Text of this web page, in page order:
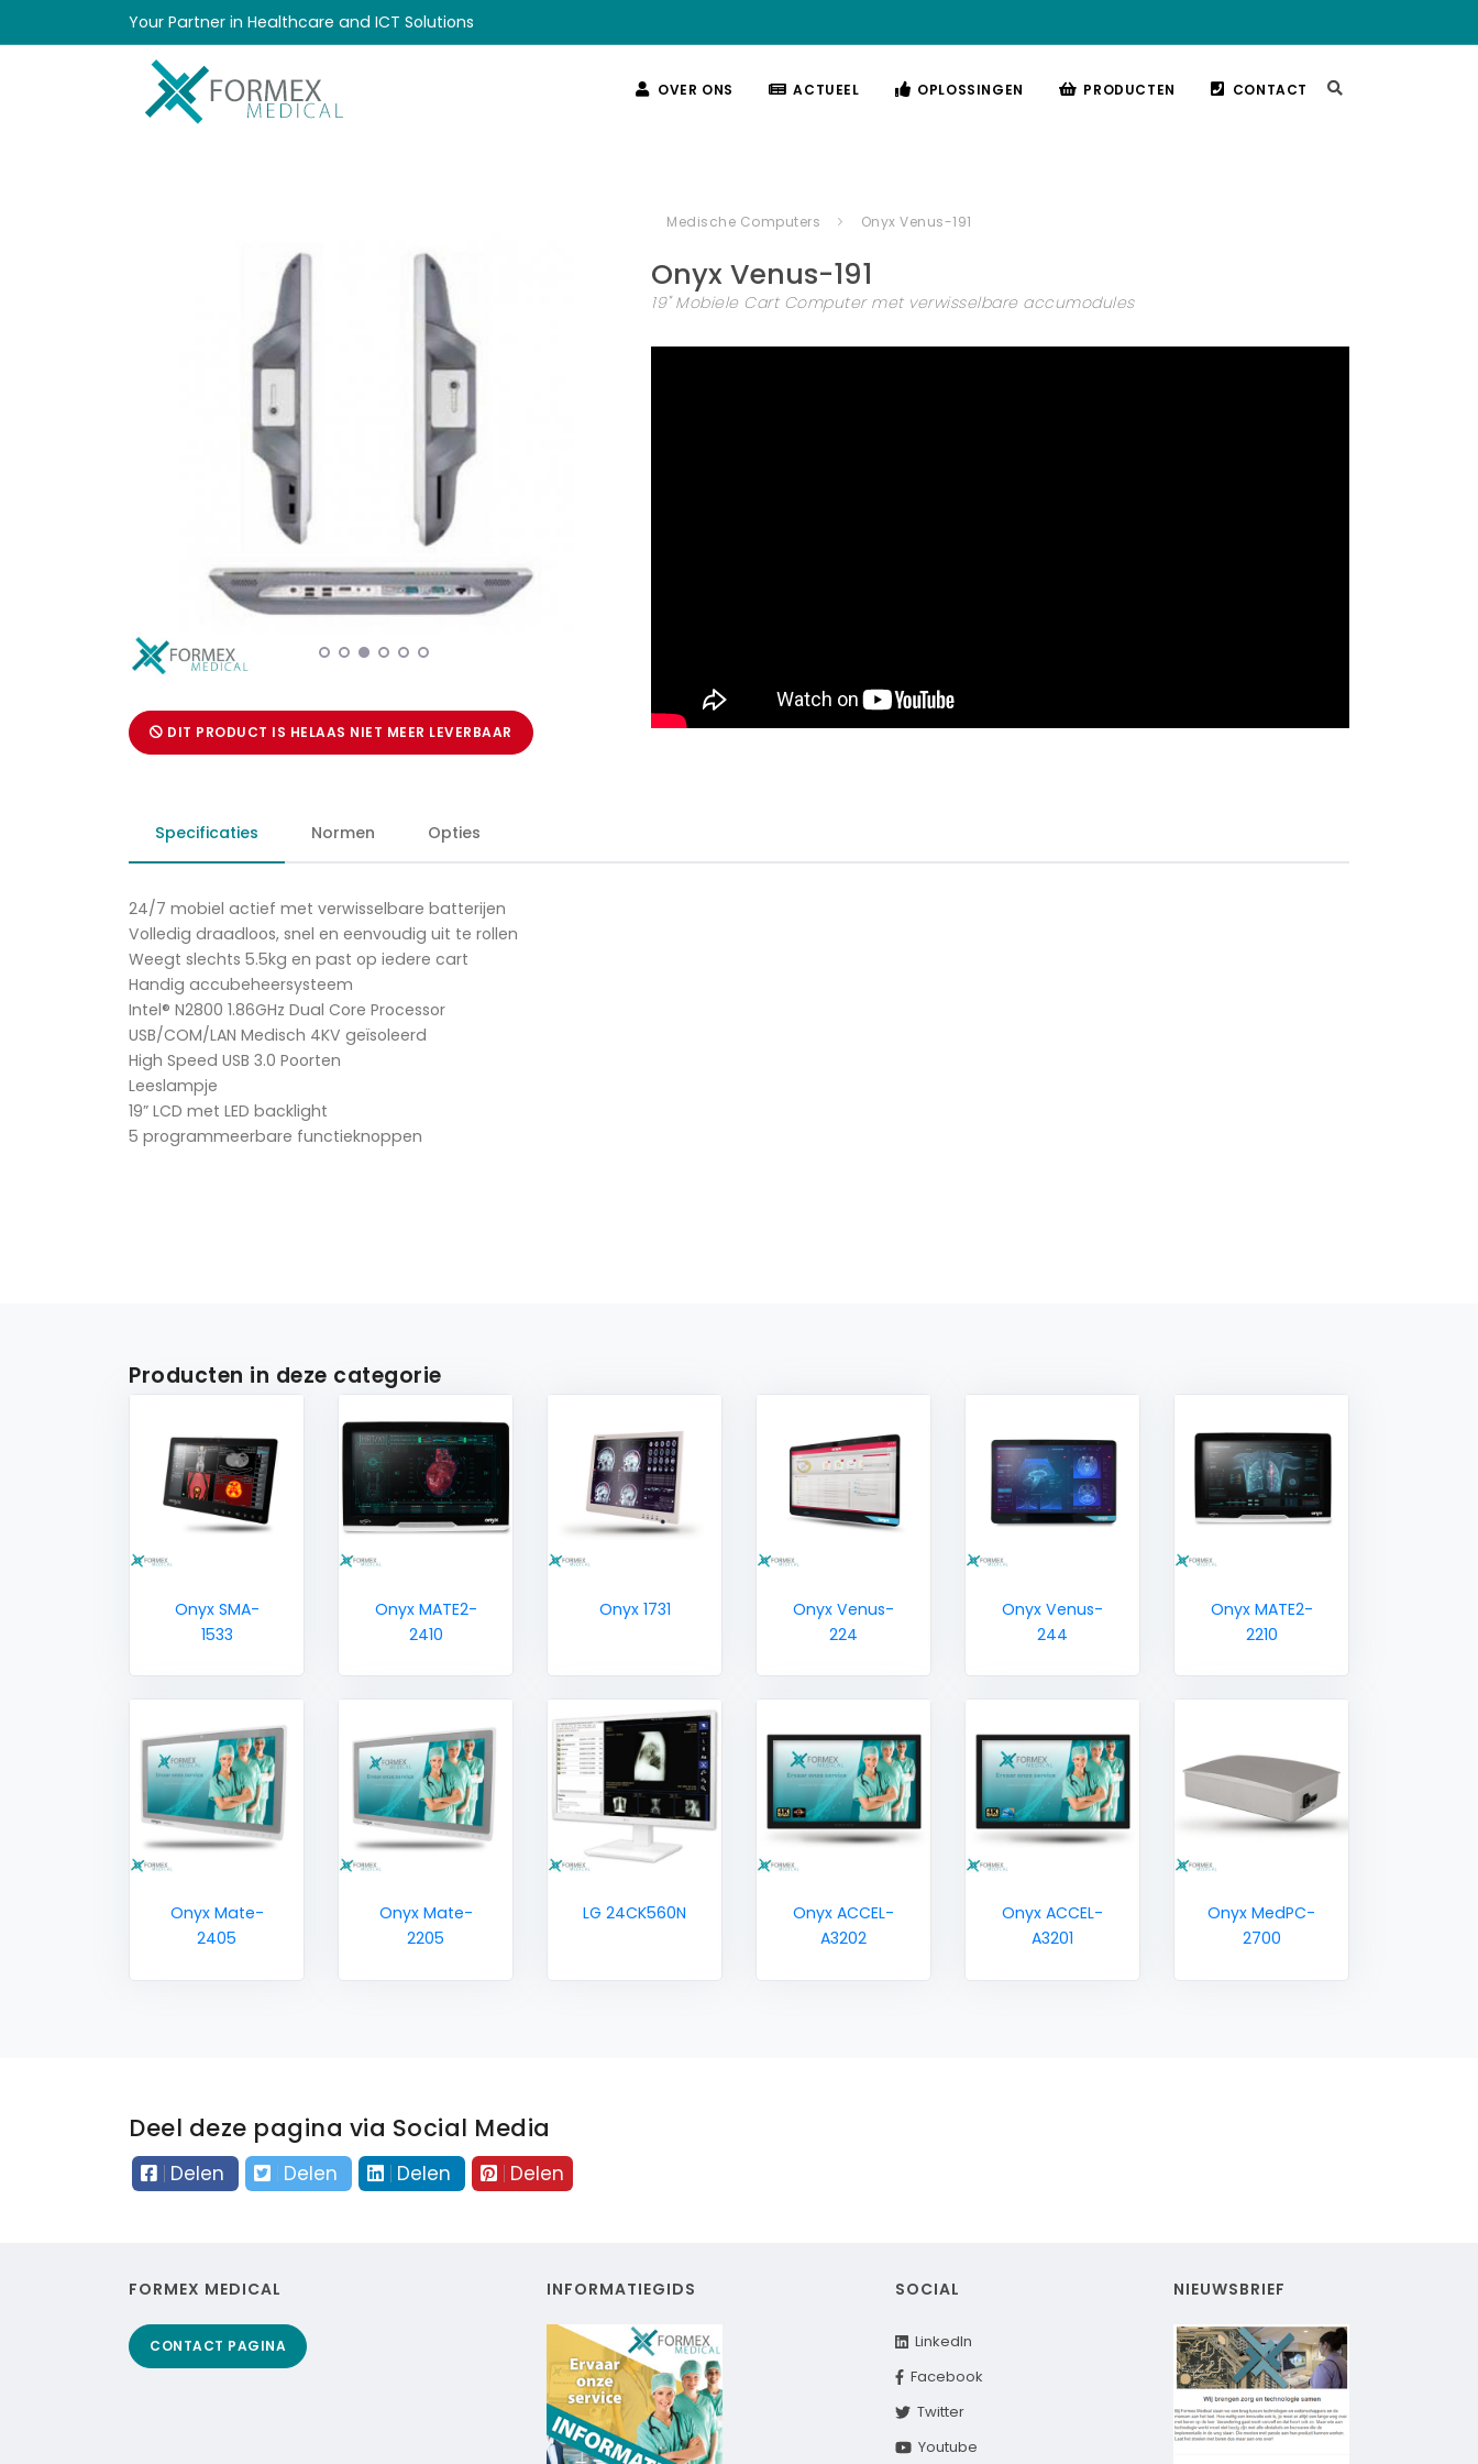
Your Partner in Healthcare and ICT Solutions
OVER ONS ACTUEEL OPLOSSINGEN PRODUCTEN CONTACT
DIT PRODUCT IS HELAAS NIET MEER LEVERBAAR
Medische Computers Onyx Venus-191
Onyx Venus-191
19" Mobiele Cart Computer met verwisselbare accumodules
Specificaties Normen Opties
24/7 mobiel actief met verwisselbare batterijen
Volledig draadloos, snel en eenvoudig uit te rollen
Weegt slechts 5.5kg en past op iedere cart
Handig accubeheersysteem
Intel® N2800 1.86GHz Dual Core Processor
USB/COM/LAN Medisch 4KV geïsoleerd
High Speed USB 3.0 Poorten
Leeslampje
19” LCD met LED backlight
5 programmeerbare functieknoppen
Producten in deze categorie
Onyx SMA-
1533
Onyx MATE2-
2410
Onyx 1731
Onyx Venus-
224
Onyx Venus-
244
Onyx MATE2-
2210
Onyx Mate-
2405
Onyx Mate-
2205
LG 24CK560N
Onyx ACCEL-
A3202
Onyx ACCEL-
A3201
Onyx MedPC-
2700
Deel deze pagina via Social Media
Delen Delen Delen Delen
FORMEX MEDICAL
CONTACT PAGINA
INFORMATIEGIDS SOCIAL
LinkedIn
Facebook
Twitter
Youtube
NIEUWSBRIEF